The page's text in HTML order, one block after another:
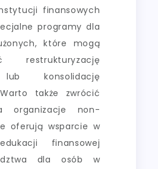
finansowych
programy dla
które mogą
restrukturyzację
konsolidację
także zwrócić
organizacje non-
oferują wsparcie w
finansowej
dla osób w